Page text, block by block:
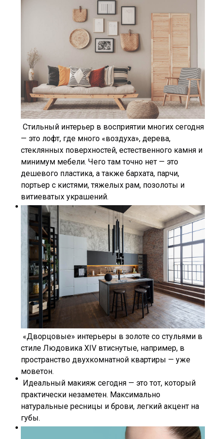
Стильный интерьер в восприятии многих сегодня
— это лофт, где много «воздуха», дерева,
стеклянных поверхностей, естественного камня и
минимум мебели. Чего там точно нет — это
дешевого пластика, а также бархата, парчи,
портьер с кистями, тяжелых рам, позолоты и
витиеватых украшений.
«Дворцовые» интерьеры в золоте со стульями в
стиле Людовика XIV втиснутые, например, в
пространство двухкомнатной квартиры — уже
моветон.
Идеальный макияж сегодня — это тот, который
практически незаметен. Максимально
натуральные ресницы и брови, легкий акцент на
губы.